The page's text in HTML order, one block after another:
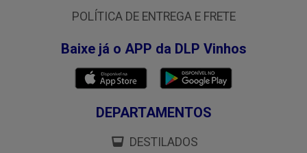
POLÍTICA DE ENTREGA E FRETE
Baixe já o APP da DLP Vinhos
DEPARTAMENTOS
DESTILADOS